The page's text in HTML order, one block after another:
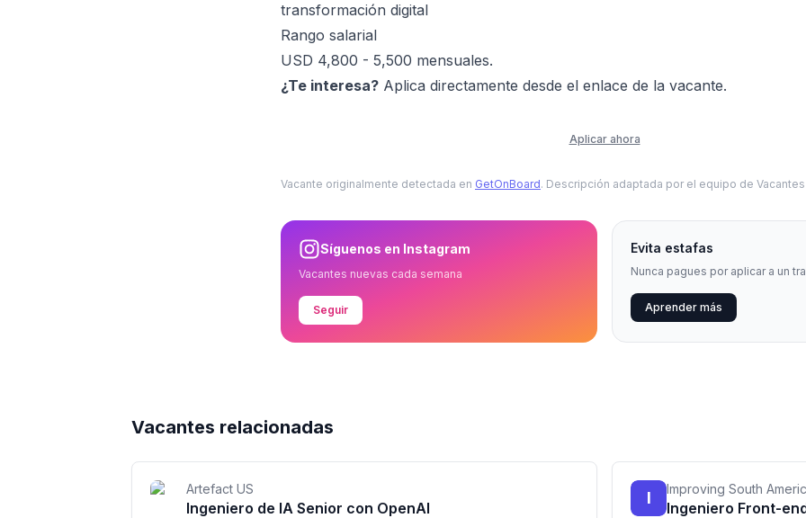
transformación digital
Rango salarial
USD 4,800 - 5,500 mensuales.
¿Te interesa? Aplica directamente desde el enlace de la vacante.
Aplicar ahora
Vacante originalmente detectada en GetOnBoard. Descripción adaptada por el equipo de
Síguenos en Instagram
Vacantes nuevas cada semana
Seguir
Evita estafas
Nunca pagues por aplicar a un
Aprender más
Vacantes relacionadas
Artefact US
Ingeniero de IA Senior con OpenAI
I Improving South
Ingeniero Front-